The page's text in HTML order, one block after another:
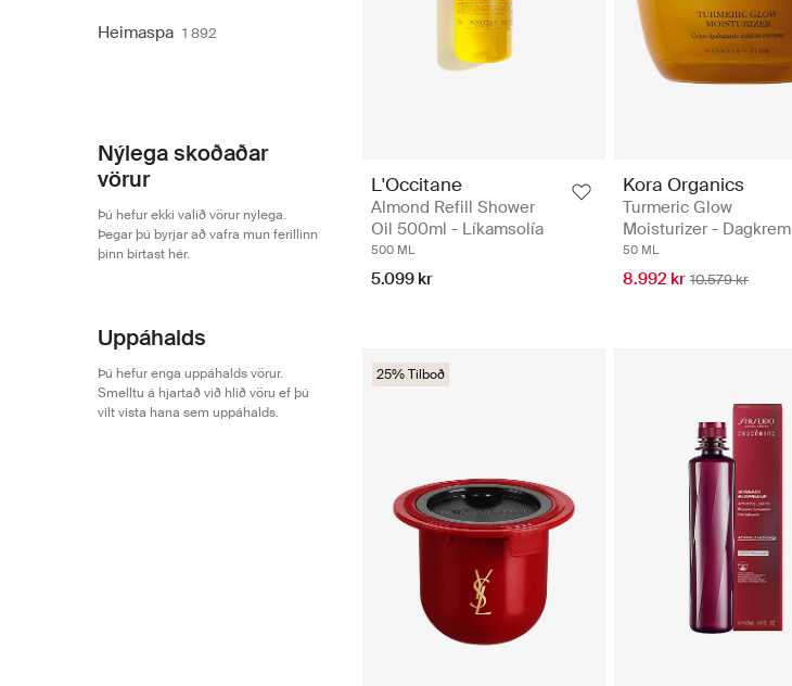
Heimaspa 1 892
Nýlega skoðaðar
vörur
Þú hefur ekki valið vörur nýlega.
Þegar þú byrjar að vafra mun ferillinn
þinn birtast hér.
Uppáhalds
Þú hefur enga uppáhalds vörur.
Smelltu á hjartað við hlið vöru ef þú
vilt vista hana sem uppáhalds.
L'Occitane
Almond Refill Shower
Oil 500ml - Líkamsolía
500 ML
5.099 kr
Kora Organics
Turmeric Glow
Moisturizer - Dagkrem
50 ML
8.992 kr 10.579 kr
25% Tilboð